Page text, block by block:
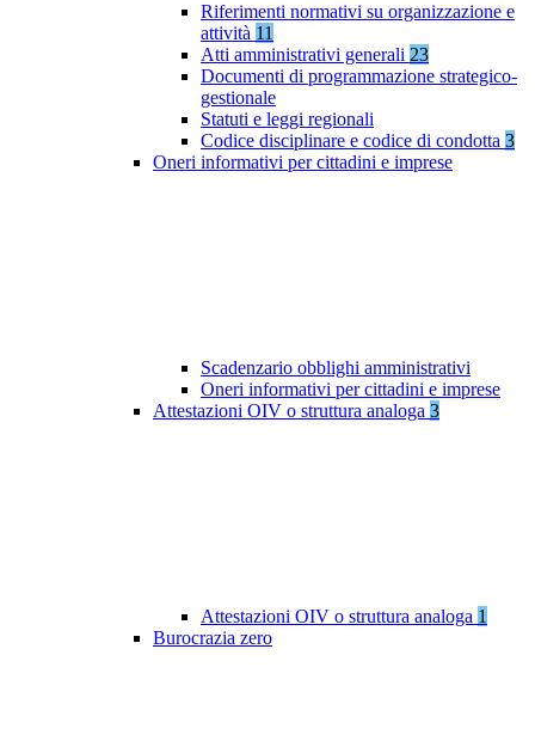
Riferimenti normativi su organizzazione e
attività 11
Atti amministrativi generali 23
Documenti di programmazione strategico-
gestionale
Statuti e leggi regionali
Codice disciplinare e codice di condotta 3
Oneri informativi per cittadini e imprese
Scadenzario obblighi amministrativi
Oneri informativi per cittadini e imprese
Attestazioni OIV o struttura analoga 3
Attestazioni OIV o struttura analoga 1
Burocrazia zero